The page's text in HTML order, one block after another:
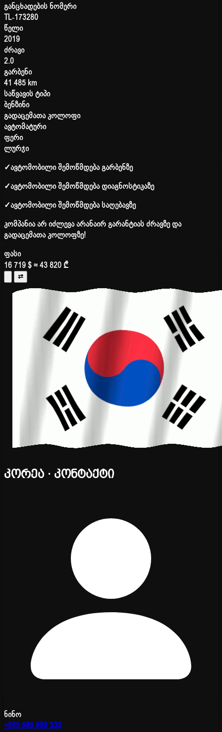
განცხადების ნომერი
TL-173280
წელი
2019
ძრავი
2.0
გარბენი
41 485 km
საწვავის ტიპი
ბენზინი
გადაცემათა კოლოფი
ავტომატური
ფერი
ლურჯი
✓ავტომობილი შემოწმდება გარბენზე
✓ავტომობილი შემოწმდება დიაგნოსტიკაზე
✓ავტომობილი შემოწმდება საღებავზე
კომპანია არ იძლევა არანაირ გარანტიას ძრავზე და
გადაცემათა კოლოფზე!
ფასი
16 719 $≈ 43 820 ₾
⇄
კორეა · კონტაქტი
ნინო
+995 585 888 333